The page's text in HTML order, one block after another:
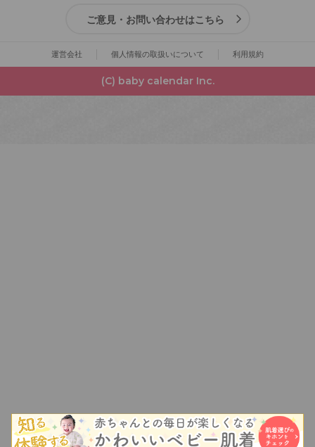
ご意見・お問い合わせはこちら
運営会社 個人情報の取扱いについて 利用規約
(C) baby calendar Inc.